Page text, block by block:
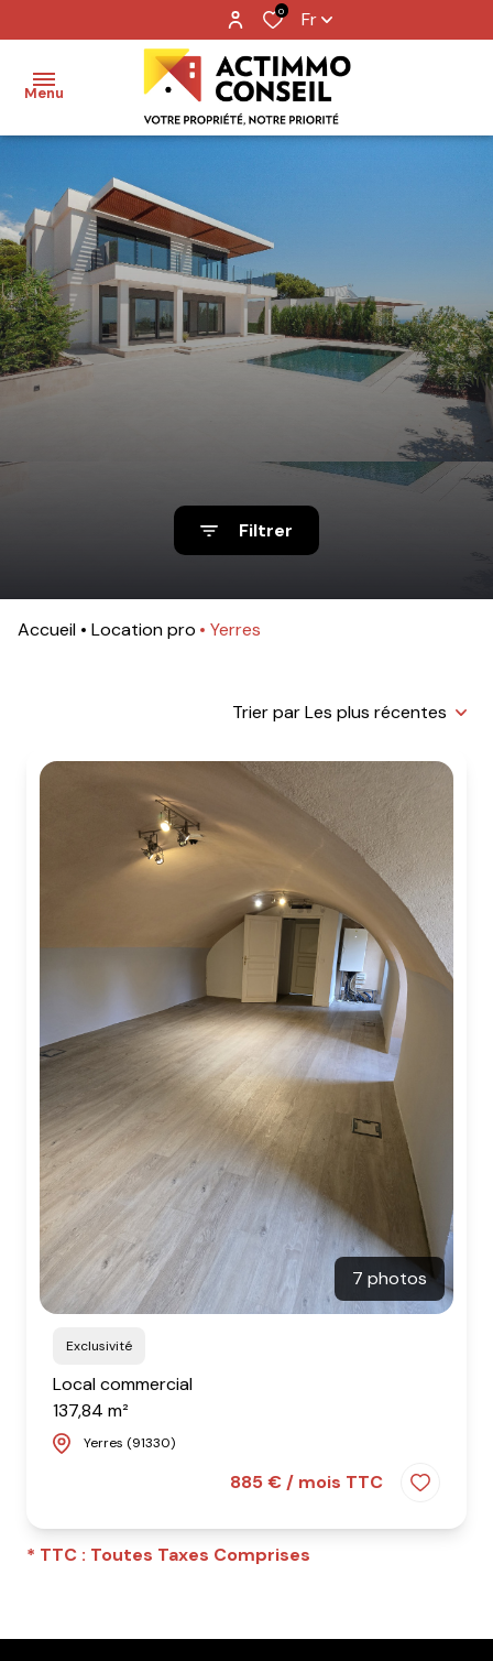
0 Fr
Menu
Accueil
Ventes
Locations
Notre
agence
Filtrer
Accueil Location pro Yerres
Trier par Les plus récentes
7 photos
Exclusivité
Local commercial
137,84 m²
Yerres (91330)
885 € / mois TTC
* TTC : Toutes Taxes Comprises